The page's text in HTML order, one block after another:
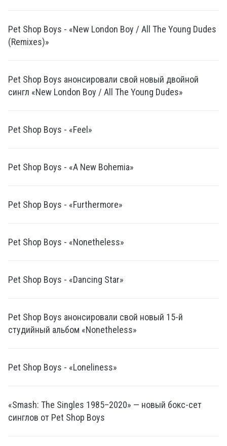
Pet Shop Boys - «New London Boy / All The Young Dudes
(Remixes)»
Pet Shop Boys анонсировали свой новый двойной
сингл «New London Boy / All The Young Dudes»
Pet Shop Boys - «Feel»
Pet Shop Boys - «A New Bohemia»
Pet Shop Boys - «Furthermore»
Pet Shop Boys - «Nonetheless»
Pet Shop Boys - «Dancing Star»
Pet Shop Boys анонсировали свой новый 15-й
студийный альбом «Nonetheless»
Pet Shop Boys - «Loneliness»
«Smash: The Singles 1985–2020» — новый бокс-сет
синглов от Pet Shop Boys